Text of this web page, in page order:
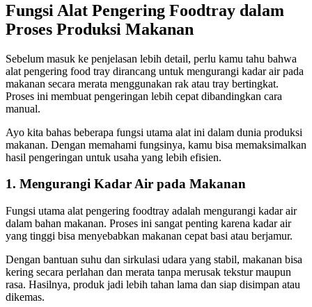
Fungsi Alat Pengering Foodtray dalam
Proses Produksi Makanan
Sebelum masuk ke penjelasan lebih detail, perlu kamu tahu bahwa
alat pengering food tray dirancang untuk mengurangi kadar air pada
makanan secara merata menggunakan rak atau tray bertingkat.
Proses ini membuat pengeringan lebih cepat dibandingkan cara
manual.
Ayo kita bahas beberapa fungsi utama alat ini dalam dunia produksi
makanan. Dengan memahami fungsinya, kamu bisa memaksimalkan
hasil pengeringan untuk usaha yang lebih efisien.
1. Mengurangi Kadar Air pada Makanan
Fungsi utama alat pengering foodtray adalah mengurangi kadar air
dalam bahan makanan. Proses ini sangat penting karena kadar air
yang tinggi bisa menyebabkan makanan cepat basi atau berjamur.
Dengan bantuan suhu dan sirkulasi udara yang stabil, makanan bisa
kering secara perlahan dan merata tanpa merusak tekstur maupun
rasa. Hasilnya, produk jadi lebih tahan lama dan siap disimpan atau
dikemas.